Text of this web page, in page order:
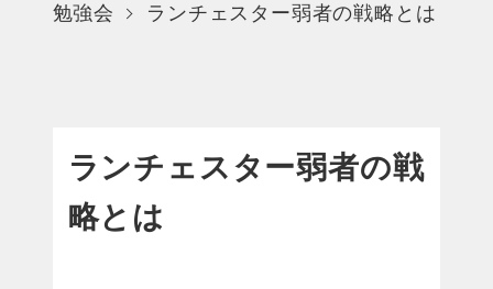
勉強会
ランチェスター弱者の戦略とは
ランチェスター弱者の戦
略とは